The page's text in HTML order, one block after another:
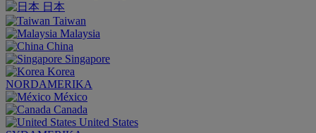
日本
Taiwan
Malaysia
China
Singapore
Korea
NORDAMERIKA
México
Canada
United States